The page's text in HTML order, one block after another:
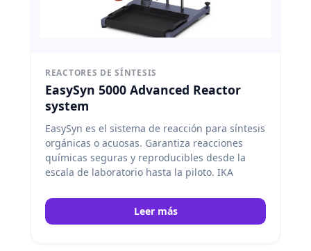
REACTORES DE SÍNTESIS
EasySyn 5000 Advanced Reactor
system
EasySyn es el sistema de reacción para síntesis
orgánicas o acuosas. Garantiza reacciones
químicas seguras y reproducibles desde la
escala de laboratorio hasta la piloto. IKA
Leer más